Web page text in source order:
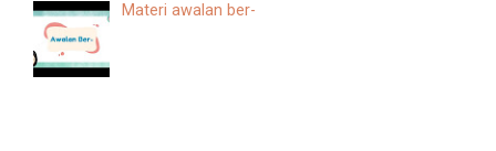
Materi awalan ber-